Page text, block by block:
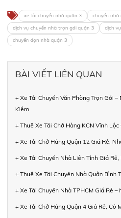
xe tải chuyển nhà quận 3
chuyển nhà
dịch vụ chuyển nhà trọn gói quận 3
dịch
chuyển dọn nhà quận 3
BÀI VIẾT LIÊN QUAN
+ Xe Tải Chuyển Văn Phòng Trọn Gói
Kiệm
+ Thuê Xe Tải Chở Hàng KCN Vĩnh
+ Xe Tải Chở Hàng Quận 12 Giá Rẻ,
+ Xe Tải Chuyển Nhà Liên Tỉnh Giá
+ Thuê Xe Tải Chuyển Nhà Quận Bình
+ Xe Tải Chuyển Nhà TPHCM Giá Rẻ
+ Xe Tải Chở Hàng Quận 4 Giá Rẻ, Có